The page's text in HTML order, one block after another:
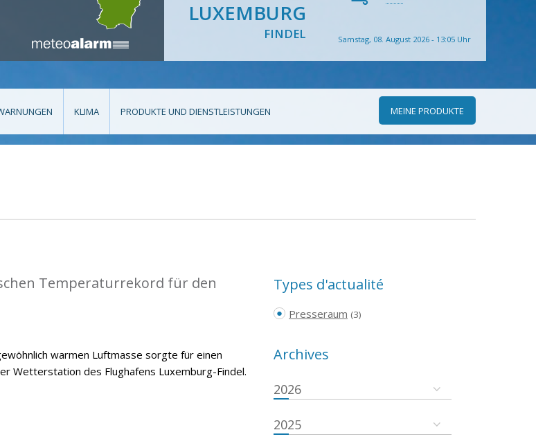
LUXEMBURG
FINDEL Samstag, 08. August 2026 - 13:05 Uhr
KLIMA PRODUKTE UND DIENSTLEISTUNGEN MEINE PRODUKTE
Temperaturrekord für den
warmen Luftmasse sorgte für einen
Wetterstation des Flughafens Luxemburg-Findel.
Types d'actualité
Presseraum (3)
Archives
2026
2025